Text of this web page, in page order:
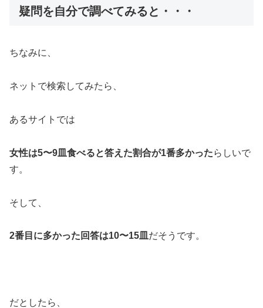
疑問を自分で調べてみると・・・
ちなみに、
ネットで検索してみたら、
あるサイトでは
女性は5〜9皿食べると答えた割合が1番多かったらしいで
す。
そして、
2番目に多かった回答は10〜15皿 だそうです。
だとしたら、